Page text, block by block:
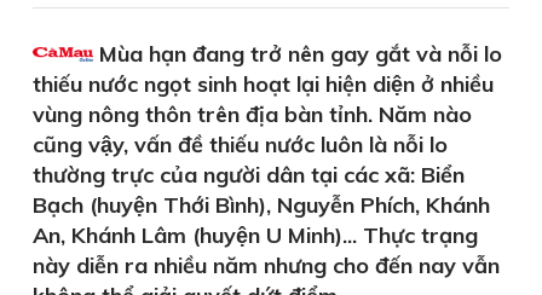
Mùa hạn đang trở nên gay gắt và nỗi lo
thiếu nước ngọt sinh hoạt lại hiện diện ở nhiều
vùng nông thôn trên địa bàn tỉnh. Năm nào
cũng vậy, vấn đề thiếu nước luôn là nỗi lo
thường trực của người dân tại các xã: Biển
Bạch (huyện Thới Bình), Nguyễn Phích, Khánh
An, Khánh Lâm (huyện U Minh)... Thực trạng
này diễn ra nhiều năm nhưng cho đến nay vẫn